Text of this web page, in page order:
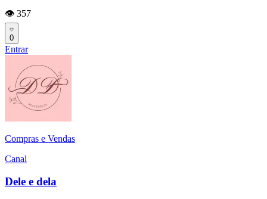
👁️ 357
0
Entrar
Compras e Vendas
Canal
Dele e dela